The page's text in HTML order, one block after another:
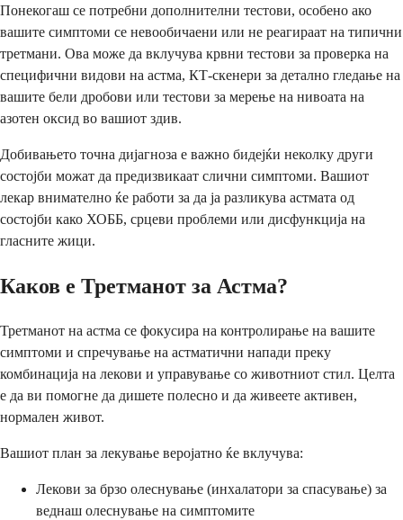
Понекогаш се потребни дополнителни тестови, особено ако
вашите симптоми се невообичаени или не реагираат на типични
третмани. Ова може да вклучува крвни тестови за проверка на
специфични видови на астма, КТ-скенери за детално гледање на
вашите бели дробови или тестови за мерење на нивоата на
азотен оксид во вашиот здив.
Добивањето точна дијагноза е важно бидејќи неколку други
состојби можат да предизвикаат слични симптоми. Вашиот
лекар внимателно ќе работи за да ја разликува астмата од
состојби како ХОББ, срцеви проблеми или дисфункција на
гласните жици.
Каков е Третманот за Астма?
Третманот на астма се фокусира на контролирање на вашите
симптоми и спречување на астматични напади преку
комбинација на лекови и управување со животниот стил. Целта
е да ви помогне да дишете полесно и да живеете активен,
нормален живот.
Вашиот план за лекување веројатно ќе вклучува:
Лекови за брзо олеснување (инхалатори за спасување) за
веднаш олеснување на симптомите